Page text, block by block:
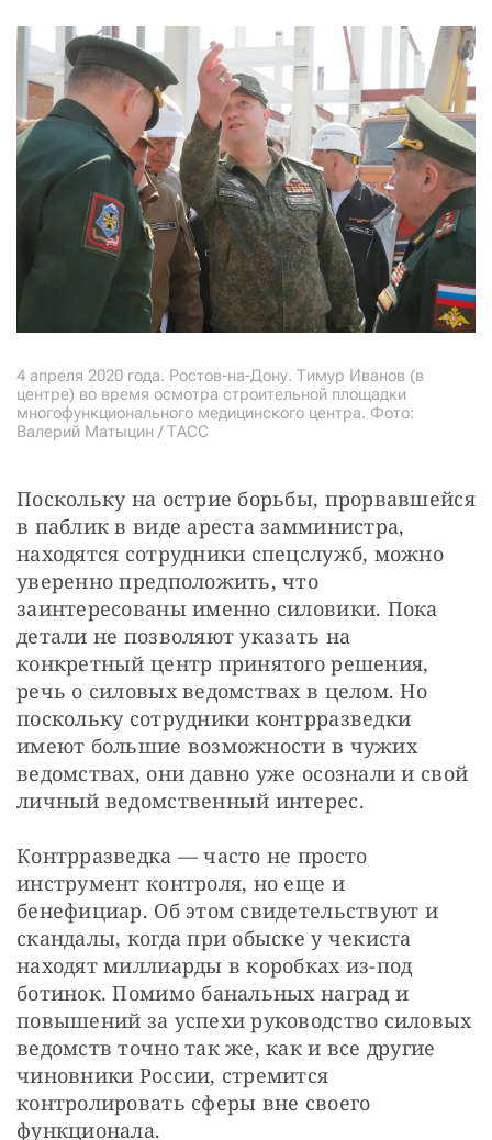
4 апреля 2020 года. Ростов-на-Дону. Тимур Иванов (в
центре) во время осмотра строительной площадки
многофункционального медицинского центра. Фото:
Валерий Матыцин / ТАСС
Поскольку на острие борьбы, прорвавшейся
в паблик в виде ареста замминистра,
находятся сотрудники спецслужб, можно
уверенно предположить, что
заинтересованы именно силовики. Пока
детали не позволяют указать на
конкретный центр принятого решения,
речь о силовых ведомствах в целом. Но
поскольку сотрудники контрразведки
имеют большие возможности в чужих
ведомствах, они давно уже осознали и свой
личный ведомственный интерес.
Контрразведка — часто не просто
инструмент контроля, но еще и
бенефициар. Об этом свидетельствуют и
скандалы, когда при обыске у чекиста
находят миллиарды в коробках из-под
ботинок. Помимо банальных наград и
повышений за успехи руководство силовых
ведомств точно так же, как и все другие
чиновники России, стремится
контролировать сферы вне своего
функционала.